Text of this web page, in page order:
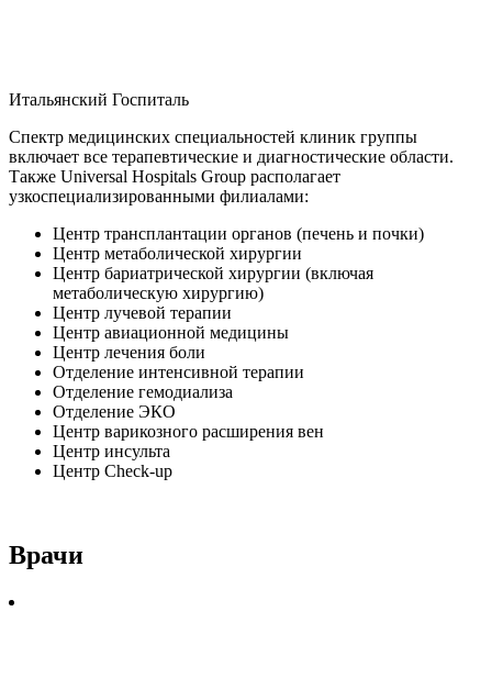
Итальянский Госпиталь
Спектр медицинских специальностей клиник группы
включает все терапевтические и диагностические области.
Также Universal Hospitals Group располагает
узкоспециализированными филиалами:
Центр трансплантации органов (печень и почки)
Центр метаболической хирургии
Центр бариатрической хирургии (включая
метаболическую хирургию)
Центр лучевой терапии
Центр авиационной медицины
Центр лечения боли
Отделение интенсивной терапии
Отделение гемодиализа
Отделение ЭКО
Центр варикозного расширения вен
Центр инсульта
Центр Check-up
Врачи